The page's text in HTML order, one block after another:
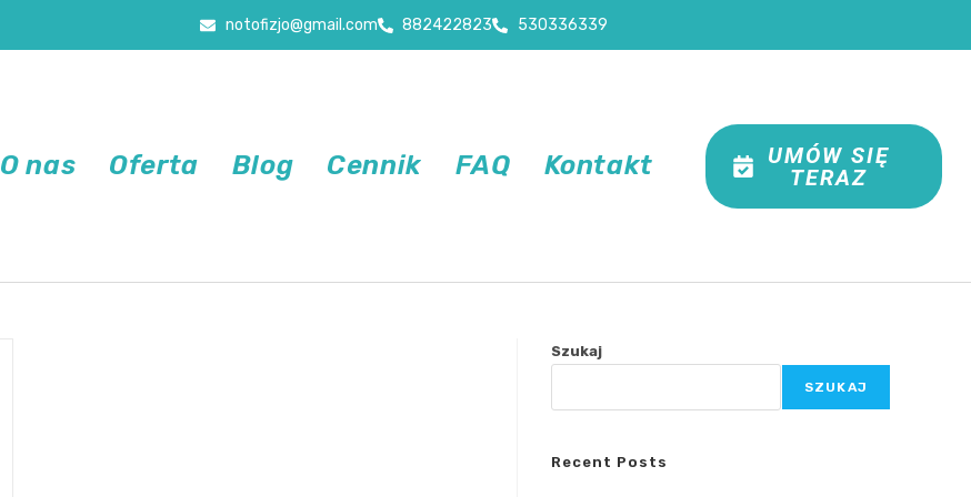
notofizjo@gmail.com 882422823 530336339
O nas Oferta Blog Cennik FAQ Kontakt
UMÓW SIĘ
TERAZ
Szukaj
SZUKAJ
Recent Posts